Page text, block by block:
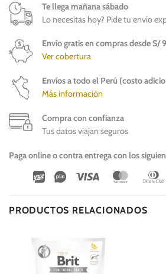
Te llega mañana sábado
Lo necesitas hoy? Pide tu envío
Envío gratis en compras desde S/
Ver cobertura
Envíos a todo el Perú (costo
Más información
Compra con confianza
Tus datos viajan seguros
Paga online o contra entrega con los
Wirecard
Vipps Visa
PRODUCTOS RELACIONADOS